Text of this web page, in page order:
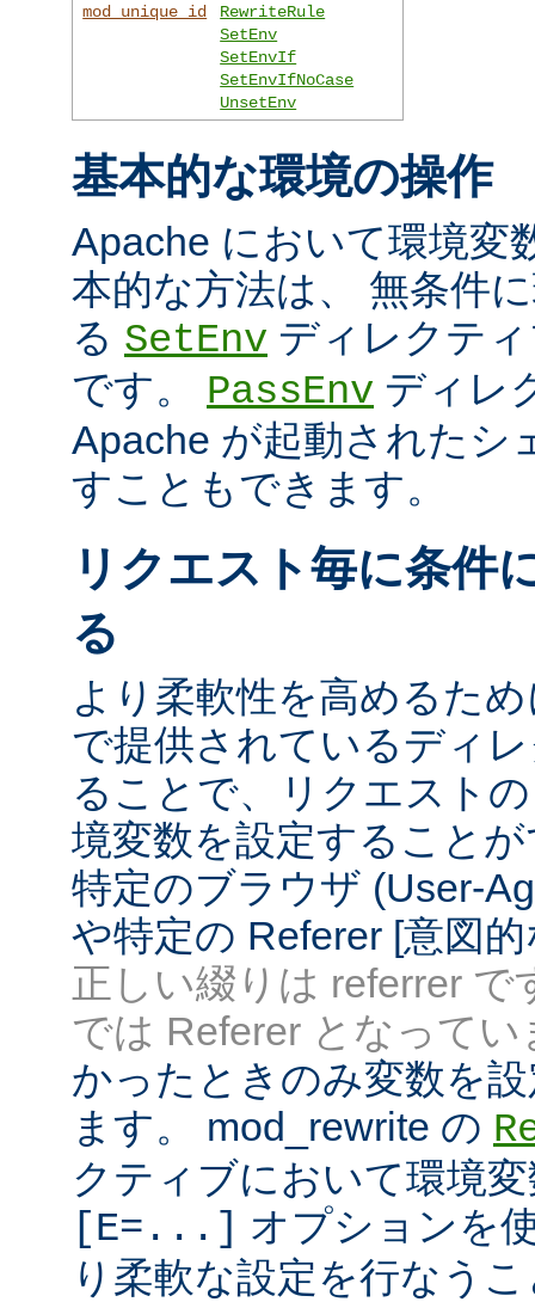
mod_unique_id
RewriteRule
SetEnv
SetEnvIf
SetEnvIfNoCase
UnsetEnv
基本的な環境の操作
Apache において環境変
本的な方法は、 無条件
る SetEnv ディレクテ
です。 PassEnv ディレ
Apache が起動されたシ
すこともできます。
リクエスト毎に条件
る
より柔軟性を高めるた
で提供されているディ
ることで、リクエスト
境変数を設定すること
特定のブラウザ (User-
や特定の Referer [意図
正しい綴りは referrer で
では Referer となってい
かったときのみ変数を
ます。 mod_rewrite の
クティブにおいて環境
[E=...] オプションを
り柔軟な設定を行なう